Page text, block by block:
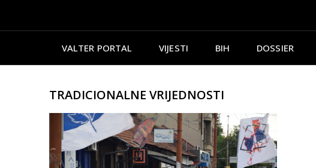
VALTER PORTAL VIJESTI BIH DOSSIER
TRADICIONALNE VRIJEDNOSTI